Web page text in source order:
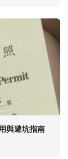
與避坑指南